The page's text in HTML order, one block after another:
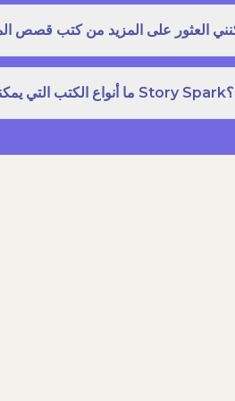
العثور على المزيد من كتب قصص
ما أنواع الكتب التي يمكنني إنشاؤها على Story Spark؟